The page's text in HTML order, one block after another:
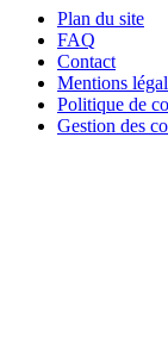
Plan du site
FAQ
Contact
Mentions
Politique de
Gestion des